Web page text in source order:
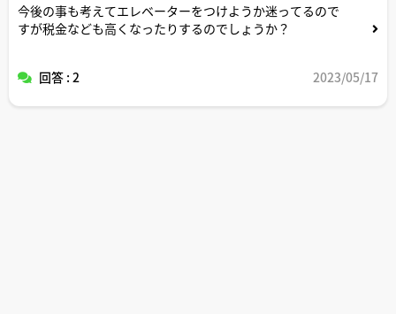
今後の事も考えてエレベーターをつけようか迷ってるので
すが税金なども高くなったりするのでしょうか？
回答 : 2 2023/05/17